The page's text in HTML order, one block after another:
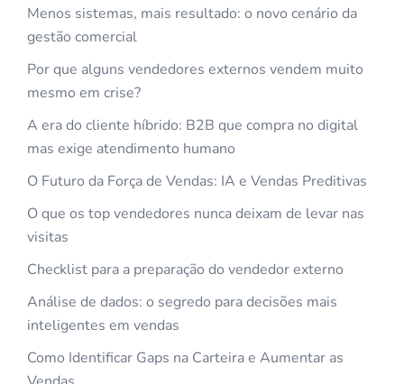
Menos sistemas, mais resultado: o novo cenário da
gestão comercial
Por que alguns vendedores externos vendem muito
mesmo em crise?
A era do cliente híbrido: B2B que compra no digital
mas exige atendimento humano
O Futuro da Força de Vendas: IA e Vendas Preditivas
O que os top vendedores nunca deixam de levar nas
visitas
Checklist para a preparação do vendedor externo
Análise de dados: o segredo para decisões mais
inteligentes em vendas
Como Identificar Gaps na Carteira e Aumentar as